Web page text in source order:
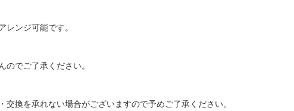
ンジ可能です。
でご了承ください。
換を承れない場合がございますので予めご了承ください。